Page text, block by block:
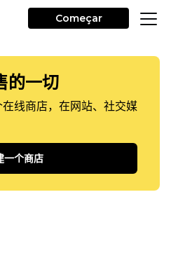
Começar
的一切
线商店，在网站、社交媒
一个商店